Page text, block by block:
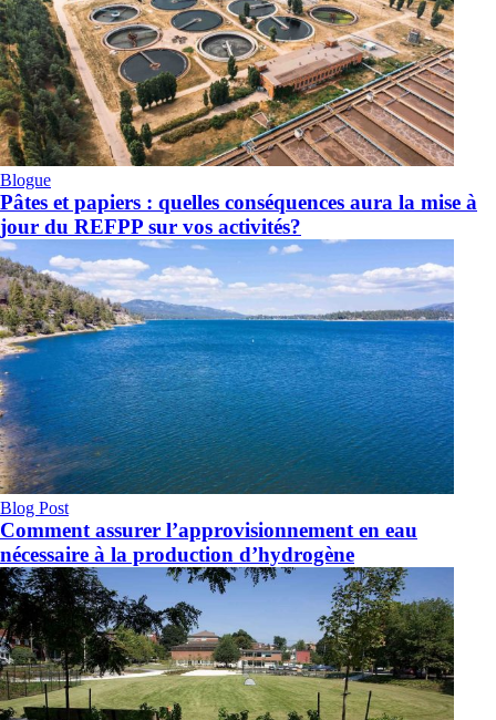
Blogue
Pâtes et papiers : quelles conséquences aura la mise à
jour du REFPP sur vos activités?
Blog Post
Comment assurer l’approvisionnement en eau
nécessaire à la production d’hydrogène